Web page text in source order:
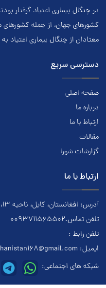
در چنگال بیماری اعتياد گرفتار
کشور‌هاي جهان، از جمله
معتادان از چنگال بیماری اعتياد
دسترسی سریع
صفحه اصلی
درباره ما
ارتباط با ما
مقالات
گزارشات شورا
ارتباط با ما
آدرس: افغانستان، کابل، ناحیه ۱۳، دشت برچی
تلفن تماس.0093711565502
تلفن رابط :
ایمیل:
شبکه های اجتماعی: